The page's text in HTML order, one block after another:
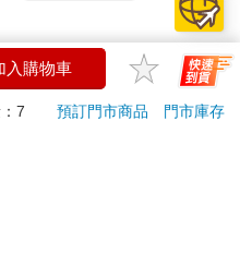
如接獲電話要求您前往
免受騙上當！
入購物車
：7 預訂門市商品
門市庫存